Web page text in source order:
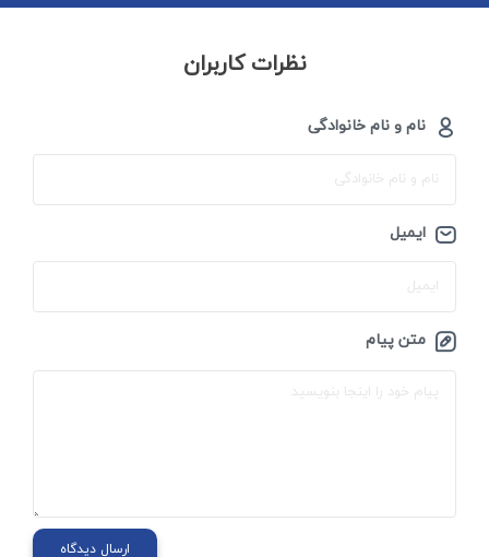
نظرات کاربران
نام و نام خانوادگی
ایمیل
متن پیام